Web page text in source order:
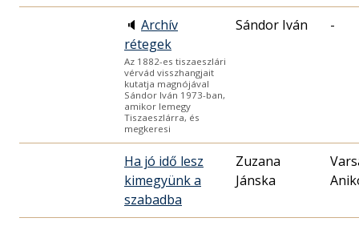
🔈 Archív
rétegek
Az 1882-es tiszaeszlári
vérvád visszhangjait
kutatja magnójával
Sándor Iván 1973-ban,
amikor lemegy
Tiszaeszlárra, és
megkeresi
Sándor Iván -
Ha jó idő lesz
kimegyünk a
szabadba
Zuzana
Jánska